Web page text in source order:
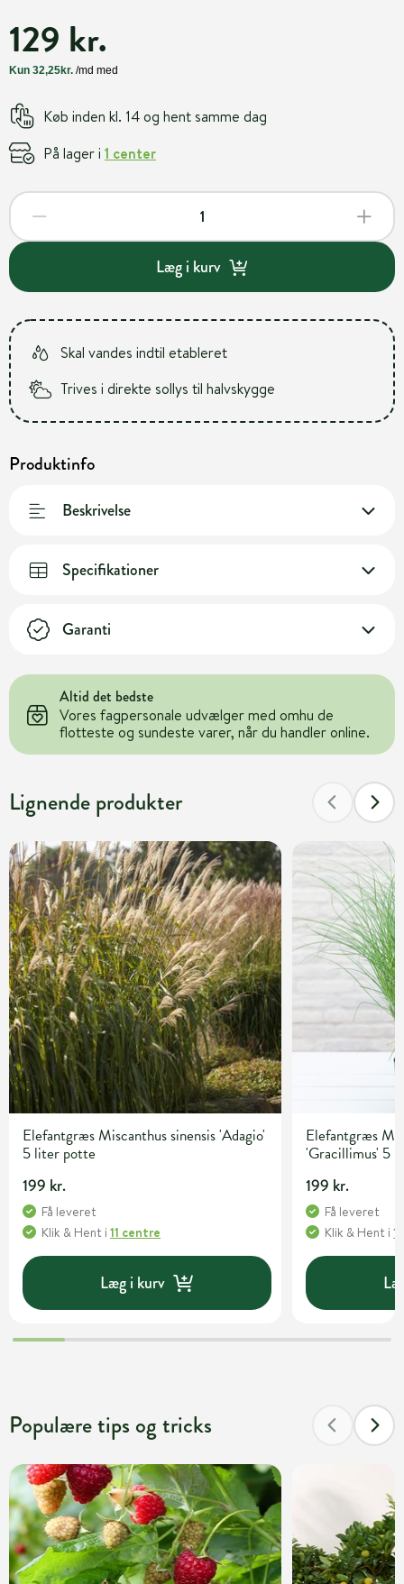
129 kr.
Køb inden kl. 14 og hent samme dag
På lager i 1 center
Læg i kurv
Skal vandes indtil etableret
Trives i direkte sollys til halvskygge
Produktinfo
Beskrivelse
Specifikationer
Garanti
Altid det bedste
Vores fagpersonale udvælger med omhu de
flotteste og sundeste varer, når du handler online.
Lignende produkter
Elefantgræs Miscanthus sinensis 'Adagio'
5 liter potte
199 kr.
Få leveret
Klik & Hent i 11 centre
Læg i kurv
Elefantgræs
'Gracillimus' 5
199 kr.
Få leveret
Klik & Hent i
Populære tips og tricks